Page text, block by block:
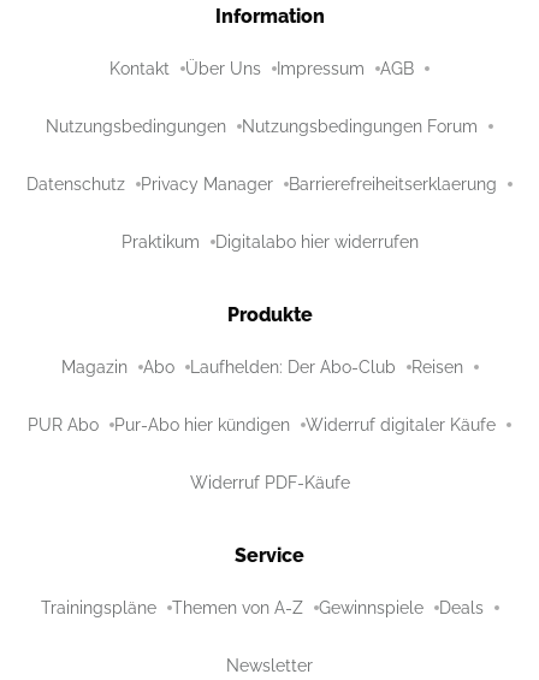
Information
Kontakt Über Uns Impressum AGB
Nutzungsbedingungen Nutzungsbedingungen Forum
Datenschutz Privacy Manager Barrierefreiheitserklaerung
Praktikum Digitalabo hier widerrufen
Produkte
Magazin Abo Laufhelden: Der Abo-Club Reisen
PUR Abo Pur-Abo hier kündigen Widerruf digitaler Käufe
Widerruf PDF-Käufe
Service
Trainingspläne Themen von A-Z Gewinnspiele Deals
Newsletter